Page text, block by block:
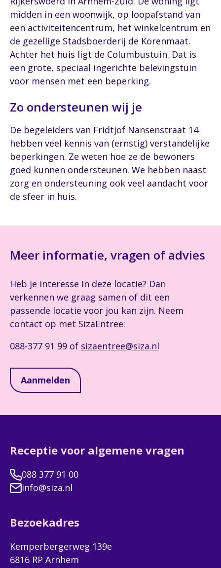
midden in een woonwijk, op loopafstand van
een activiteitencentrum, het winkelcentrum en
de gezellige Stadsboerderij de Korenmaat.
Achter het huis ligt de Columbustuin. Dat is
een grote, speciaal ingerichte belevingstuin
voor mensen met een beperking.
Zo ondersteunen wij je
De begeleiders van Fridtjof Nansenstraat 14
hebben veel kennis van (ernstig) verstandelijke
beperkingen. Ze weten hoe ze de bewoners
goed kunnen ondersteunen. We hebben naast
zorg en ondersteuning ook veel aandacht voor
de sfeer in huis.
Meer informatie, vragen of advies
Heb je interesse in deze locatie? Dan
verkennen we graag samen of dit een
passende locatie voor jou kan zijn. Neem
contact op met SizaEntree:
088-377 91 99 of sizaentree@siza.nl
Aanmelden
Receptie voor algemene vragen
088 377 91 00
info@siza.nl
Bezoekadres
Kemperbergerweg 139e
6816 RP Arnhem